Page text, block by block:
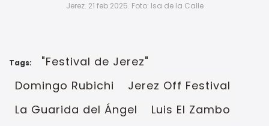
Jerez. 21 feb 2025. Foto: Isa de la Calle
Tags:
"Festival de Jerez"
Domingo Rubichi
Jerez Off Festival
La Guarida del Ángel
Luis El Zambo